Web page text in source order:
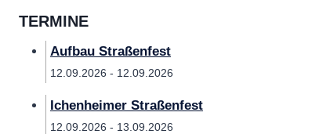
TERMINE
Aufbau Straßenfest
12.09.2026 - 12.09.2026
Ichenheimer Straßenfest
12.09.2026 - 13.09.2026